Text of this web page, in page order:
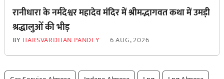
रानीधारा के नर्मदेश्वर महादेव मंदिर में श्रीमद्भागवत कथा में उमड़ी
श्रद्धालुओं की भीड़
BY HARSVARDHAN PANDEY 6 AUG, 2026